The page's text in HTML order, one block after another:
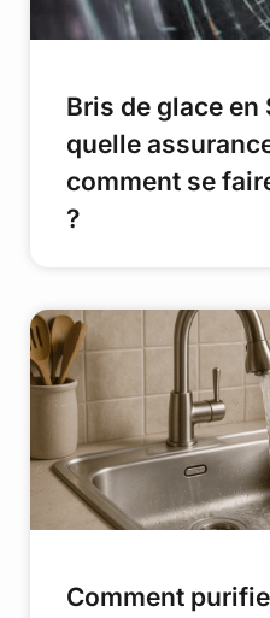
Bris de glace en
quelle
comment se
?
Comment